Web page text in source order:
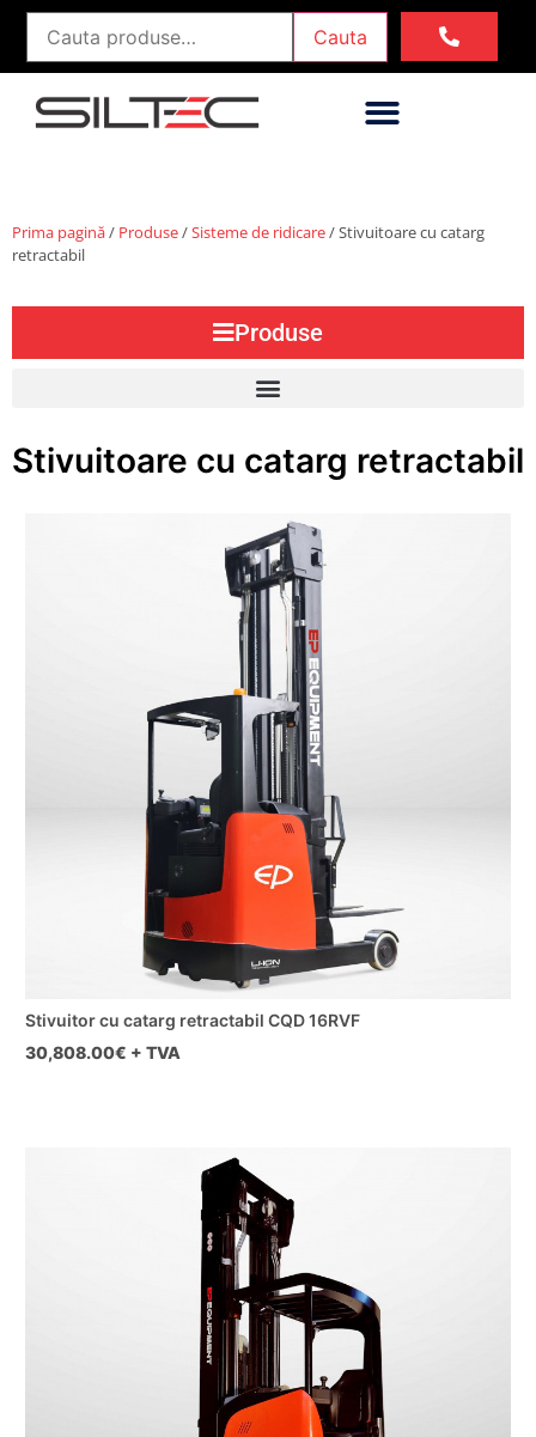
Cauta
Prima pagină/ Produse/Sisteme de ridicare/ Stivuitoare cu catarg
retractabil
Produse
Stivuitoare cu catarg retractabil
Stivuitor cu catarg retractabil CQD 16RVF
30,808.00€ + TVA